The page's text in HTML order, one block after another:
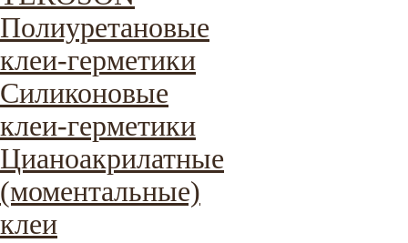
Полиуретановые
клеи-герметики
Силиконовые
клеи-герметики
Цианоакрилатные
(моментальные)
клеи